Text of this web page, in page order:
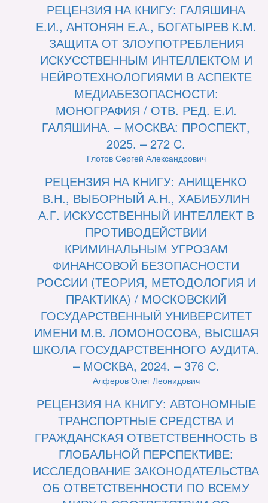
РЕЦЕНЗИЯ НА КНИГУ: ГАЛЯШИНА
Е.И., АНТОНЯН Е.А., БОГАТЫРЕВ К.М.
ЗАЩИТА ОТ ЗЛОУПОТРЕБЛЕНИЯ
ИСКУССТВЕННЫМ ИНТЕЛЛЕКТОМ И
НЕЙРОТЕХНОЛОГИЯМИ В АСПЕКТЕ
МЕДИАБЕЗОПАСНОСТИ:
МОНОГРАФИЯ / ОТВ. РЕД. Е.И.
ГАЛЯШИНА. – МОСКВА: ПРОСПЕКТ,
2025. – 272 C.
Глотов Сергей Александрович
РЕЦЕНЗИЯ НА КНИГУ: АНИЩЕНКО
В.Н., ВЫБОРНЫЙ А.Н., ХАБИБУЛИН
А.Г. ИСКУССТВЕННЫЙ ИНТЕЛЛЕКТ В
ПРОТИВОДЕЙСТВИИ
КРИМИНАЛЬНЫМ УГРОЗАМ
ФИНАНСОВОЙ БЕЗОПАСНОСТИ
РОССИИ (ТЕОРИЯ, МЕТОДОЛОГИЯ И
ПРАКТИКА) / МОСКОВСКИЙ
ГОСУДАРСТВЕННЫЙ УНИВЕРСИТЕТ
ИМЕНИ М.В. ЛОМОНОСОВА, ВЫСШАЯ
ШКОЛА ГОСУДАРСТВЕННОГО АУДИТА.
– МОСКВА, 2024. – 376 С.
Алферов Олег Леонидович
РЕЦЕНЗИЯ НА КНИГУ: АВТОНОМНЫЕ
ТРАНСПОРТНЫЕ СРЕДСТВА И
ГРАЖДАНСКАЯ ОТВЕТСТВЕННОСТЬ В
ГЛОБАЛЬНОЙ ПЕРСПЕКТИВЕ:
ИССЛЕДОВАНИЕ ЗАКОНОДАТЕЛЬСТВА
ОБ ОТВЕТСТВЕННОСТИ ПО ВСЕМУ